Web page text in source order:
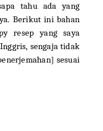
tahu ada yang
Berikut ini bahan
resep yang saya
sengaja tidak
sesuai